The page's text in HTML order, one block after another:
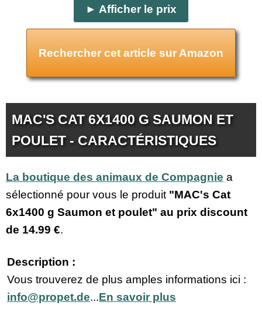
► Afficher le prix
Rechercher cet article sur Amazon
MAC'S CAT 6X1400 G SAUMON ET
POULET - CARACTÉRISTIQUES
La boutique des animaux de Compagnie a
sélectionné pour vous le produit "MAC's Cat
6x1400 g Saumon et poulet" au prix discount
de 14.99 €.
Description :
Vous trouverez de plus amples informations ici :
info@propet.de...En savoir plus